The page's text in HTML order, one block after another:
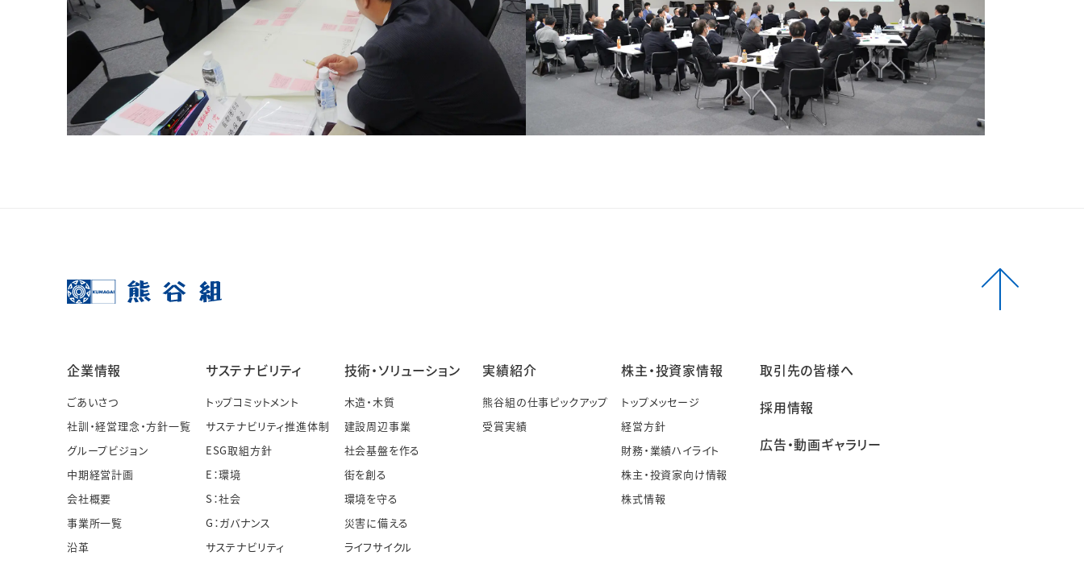
企業情報
ごあいさつ
社訓・経営理念・方針一覧
グループビジョン
中期経営計画
会社概要
事業所一覧
沿革
サステナビリティ
トップコミットメント
サステナビリティ推進体制
ESG取組方針
E：環境
S：社会
G：ガバナンス
サステナビリティ
技術・ソリューション
木造・木質
建設周辺事業
社会基盤を作る
街を創る
環境を守る
災害に備える
ライフサイクル
実績紹介
熊谷組の仕事ピックアップ
受賞実績
株主・投資家情報
トップメッセージ
経営方針
財務・業績ハイライト
株主・投資家向け情報
株式情報
取引先の皆様へ
採用情報
広告・動画ギャラリー